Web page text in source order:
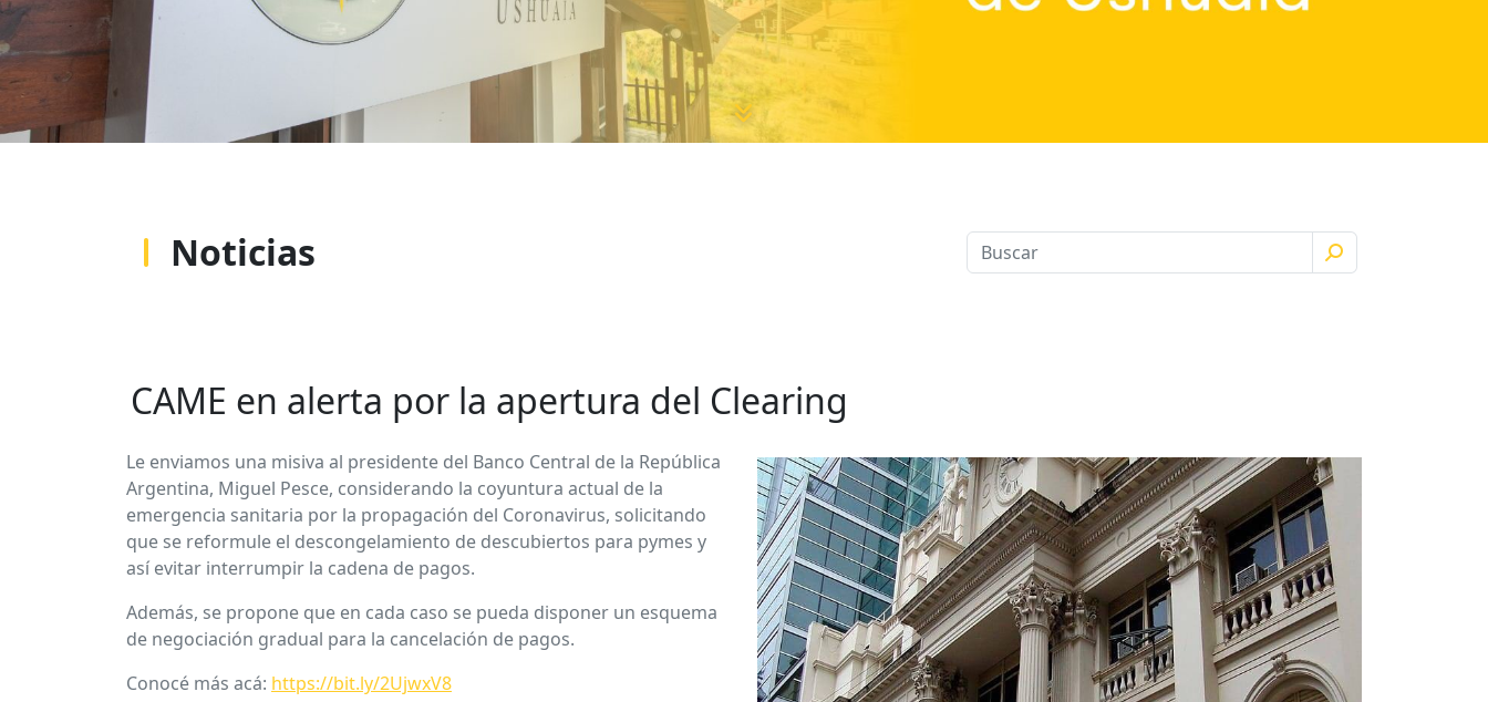
Noticias
CAME en alerta por la apertura del Clearing
Le enviamos una misiva al presidente del Banco Central de la República
Argentina, Miguel Pesce, considerando la coyuntura actual de la
emergencia sanitaria por la propagación del Coronavirus, solicitando
que se reformule el descongelamiento de descubiertos para pymes y
así evitar interrumpir la cadena de pagos.
Además, se propone que en cada caso se pueda disponer un esquema
de negociación gradual para la cancelación de pagos.
Conocé más acá: https://bit.ly/2UjwxV8